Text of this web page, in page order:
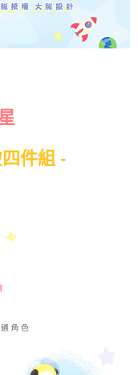
件組 -